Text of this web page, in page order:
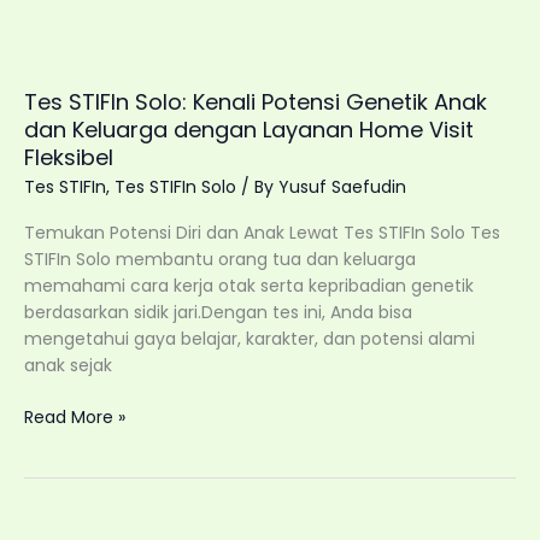
Anak
dan
Keluarga
dengan
Layanan
Home
Visit
Fleksibel
Tes STIFIn Solo: Kenali Potensi Genetik Anak
dan Keluarga dengan Layanan Home Visit
Fleksibel
Tes STIFIn, Tes STIFIn Solo / By Yusuf Saefudin
Temukan Potensi Diri dan Anak Lewat Tes STIFIn Solo Tes
STIFIn Solo membantu orang tua dan keluarga
memahami cara kerja otak serta kepribadian genetik
berdasarkan sidik jari.Dengan tes ini, Anda bisa
mengetahui gaya belajar, karakter, dan potensi alami
anak sejak
Tes
Read More »